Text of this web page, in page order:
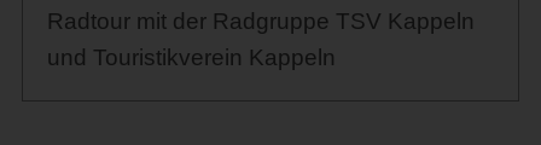
Radtour mit der Radgruppe TSV Kappeln
und Touristikverein Kappeln